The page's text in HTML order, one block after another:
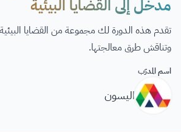
مدخل إلى القضايا البيئية
تقدم هذه الدورة لك مجموعة من القضايا البيئية
وتناقش طرق معالجتها.
اسم المدرّب
اليسون